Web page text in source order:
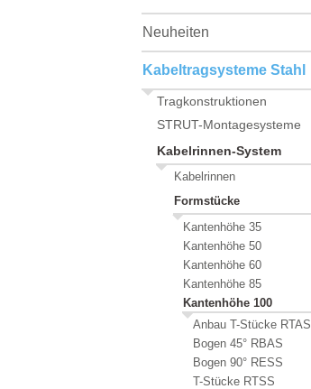
Neuheiten
Kabeltragsysteme Stahl
Tragkonstruktionen
STRUT-Montagesysteme
Kabelrinnen-System
Kabelrinnen
Formstücke
Kantenhöhe 35
Kantenhöhe 50
Kantenhöhe 60
Kantenhöhe 85
Kantenhöhe 100
Anbau T-Stücke RTAS
Bogen 45° RBAS
Bogen 90° RESS
T-Stücke RTSS